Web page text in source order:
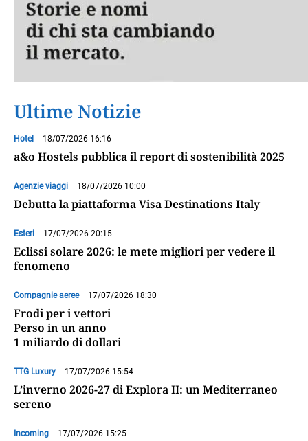
Ultime Notizie
Hotel 18/07/2026 16:16
a&o Hostels pubblica il report di sostenibilità 2025
Agenzie viaggi 18/07/2026 10:00
Debutta la piattaforma Visa Destinations Italy
Esteri 17/07/2026 20:15
Eclissi solare 2026: le mete migliori per vedere il
fenomeno
Compagnie aeree 17/07/2026 18:30
Frodi per i vettori
Perso in un anno
1 miliardo di dollari
TTG Luxury 17/07/2026 15:54
L’inverno 2026-27 di Explora II: un Mediterraneo
sereno
Incoming 17/07/2026 15:25